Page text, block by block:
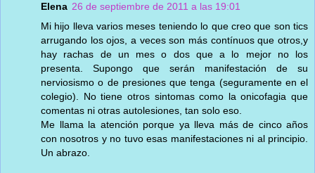
Elena 26 de septiembre de 2011 a las 19:01
Mi hijo lleva varios meses teniendo lo que creo que son tics
arrugando los ojos, a veces son más contínuos que otros,y
hay rachas de un mes o dos que a lo mejor no los
presenta. Supongo que serán manifestación de su
nerviosismo o de presiones que tenga (seguramente en el
colegio). No tiene otros sintomas como la onicofagia que
comentas ni otras autolesiones, tan solo eso.
Me llama la atención porque ya lleva más de cinco años
con nosotros y no tuvo esas manifestaciones ni al principio.
Un abrazo.